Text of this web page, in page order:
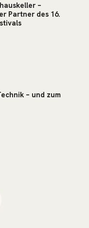
–
Partner des 16.
– und zum